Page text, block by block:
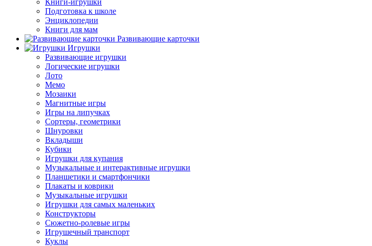
Книги-игрушки
Подготовка к школе
Энциклопедии
Книги для мам
Развивающие карточки
Игрушки
Развивающие игрушки
Логические игрушки
Лото
Мемо
Мозаики
Магнитные игры
Игры на липучках
Сортеры, геометрики
Шнуровки
Вкладыши
Кубики
Игрушки для купания
Музыкальные и интерактивные игрушки
Планшетики и смартфончики
Плакаты и коврики
Музыкальные игрушки
Игрушки для самых маленьких
Конструкторы
Сюжетно-ролевые игры
Игрушечный транспорт
Куклы